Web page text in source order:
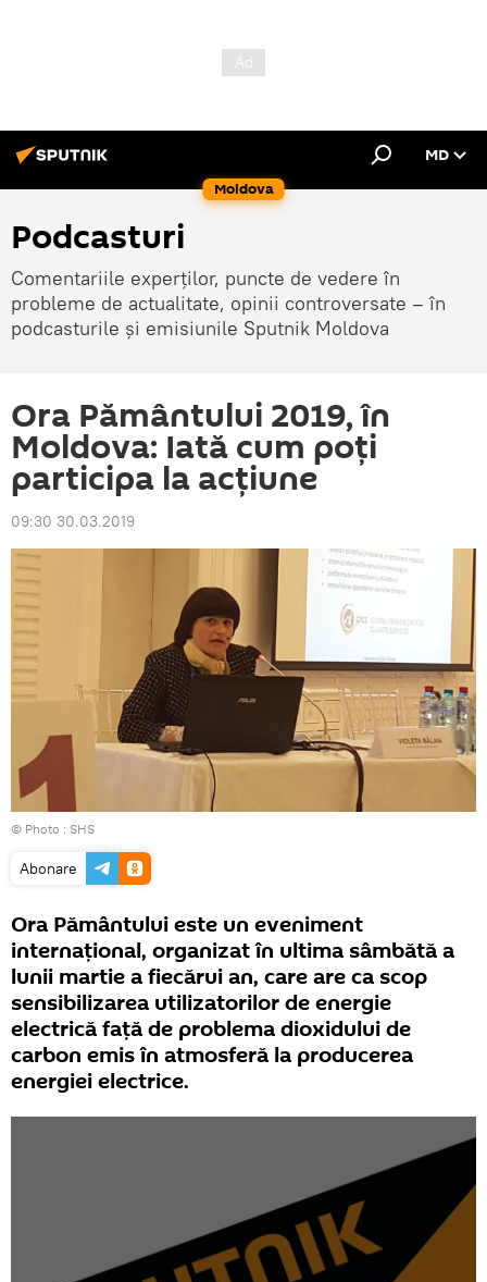
Moldova
MD
Podcasturi
Comentariile experților, puncte de vedere în
probleme de actualitate, opinii controversate – în
podcasturile și emisiunile Sputnik Moldova
Ora Pământului 2019, în
Moldova: Iată cum poți
participa la acțiune
09:30 30.03.2019
© Photo : SHS
Abonare
Ora Pământului este un eveniment
internațional, organizat în ultima sâmbătă a
lunii martie a fiecărui an, care are ca scop
sensibilizarea utilizatorilor de energie
electrică față de problema dioxidului de
carbon emis în atmosferă la producerea
energiei electrice.